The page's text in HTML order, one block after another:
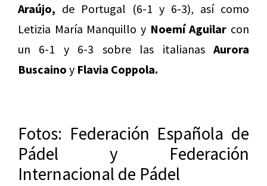
Araújo, de Portugal (6-1 y 6-3), así como
Letizia María Manquillo y Noemí Aguilar con
un 6-1 y 6-3 sobre las italianas Aurora
Buscaino y Flavia Coppola.
Fotos: Federación Española de
Pádel y Federación
Internacional de Pádel